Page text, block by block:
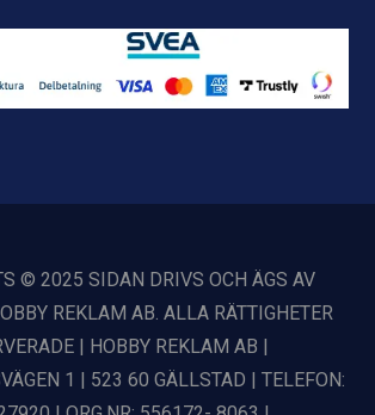
© 2025 SIDAN DRIVS OCH ÄGS AV
REKLAM AB. ALLA RÄTTIGHETER
| HOBBY REKLAM AB |
1 | 523 60 GÄLLSTAD | TELEFON: